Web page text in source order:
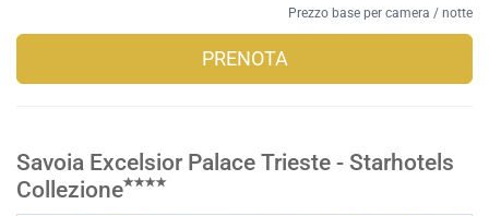
Prezzo base per camera / notte
PRENOTA
Savoia Excelsior Palace Trieste - Starhotels
Collezione